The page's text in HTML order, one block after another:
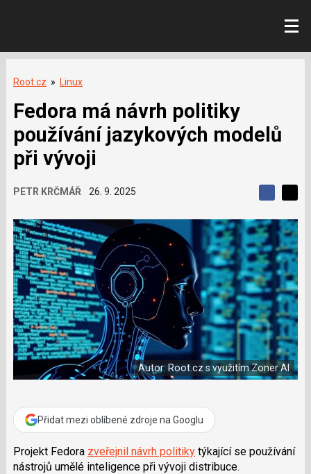
Root.cz » Linux
Fedora má návrh politiky
používání jazykových modelů
při vývoji
PETR KRČMÁŘ 26. 9. 2025
S
d
í
l
e
t
S
í
l
e
j
t
e
n
a
F
a
c
e
b
o
o
k
í
l
e
j
e
n
a
í
i
X
Autor: Root.cz s využitím Zoner AI
Přidat mezi oblíbené zdroje na Googlu
Projekt Fedora zveřejnil návrh politikytýkající se používání
nástrojů umělé inteligence při vývoji distribuce.